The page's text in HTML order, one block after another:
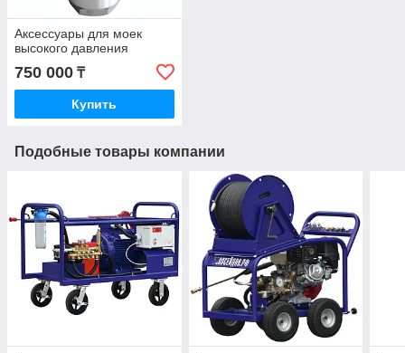
Аксессуары для моек
высокого давления
750 000 ₸
Купить
Подобные товары компании